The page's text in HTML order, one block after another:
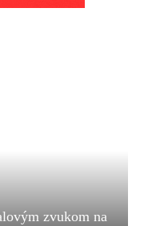
zvukom na